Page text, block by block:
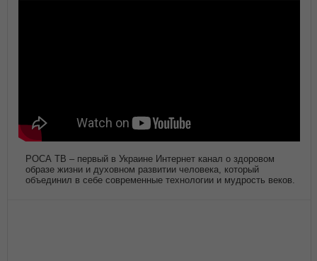
РОСА ТВ – первый в Украине Интернет канал о здоровом
образе жизни и духовном развитии человека, который
объединил в себе современные технологии и мудрость веков.